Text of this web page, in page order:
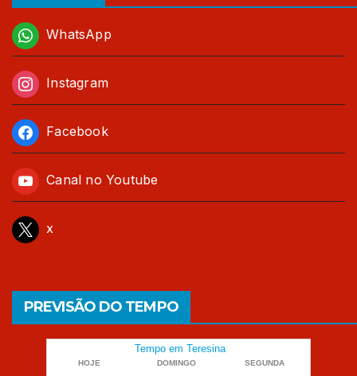
WhatsApp
Instagram
Facebook
Canal no Youtube
x
PREVISÃO DO TEMPO